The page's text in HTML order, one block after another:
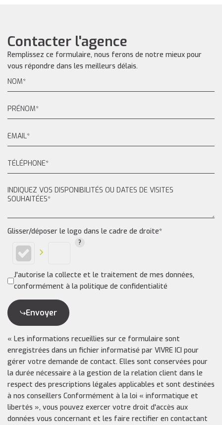
Contacter l'agence
Remplissez ce formulaire, nous ferons de notre mieux pour
vous répondre dans les meilleurs délais.
Glisser/déposer le logo dans le cadre de droite*
J'autorise la collecte et le traitement de mes données,
conformément à la politique de confidentialité
Envoyer
« Les informations recueillies sur ce formulaire sont
enregistrées dans un fichier informatisé par VIVRE ICI pour
gérer votre demande de contact. Elles sont conservées pour
la durée nécessaire à la gestion de la relation client dans le
respect des prescriptions légales applicables et sont destinées
à nos conseillers Conformément à la loi « informatique et
libertés », vous pouvez exercer votre droit d'accès aux
données vous concernant et les faire rectifier en contactant